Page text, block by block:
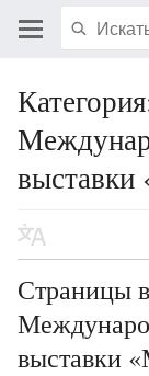
Страницы
выставки